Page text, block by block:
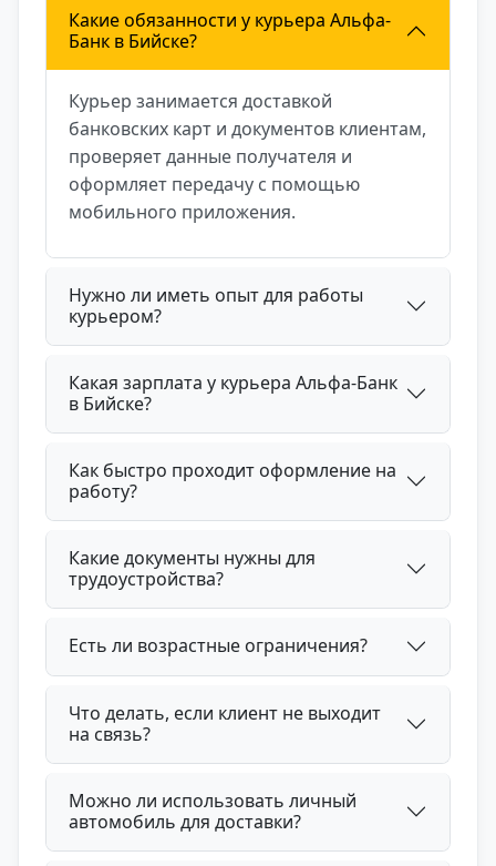
Какие обязанности у курьера Альфа-
Банк в Бийске?
Курьер занимается доставкой
банковских карт и документов клиентам,
проверяет данные получателя и
оформляет передачу с помощью
мобильного приложения.
Нужно ли иметь опыт для работы
курьером?
Какая зарплата у курьера Альфа-Банк
в Бийске?
Как быстро проходит оформление на
работу?
Какие документы нужны для
трудоустройства?
Есть ли возрастные ограничения?
Что делать, если клиент не выходит
на связь?
Можно ли использовать личный
автомобиль для доставки?